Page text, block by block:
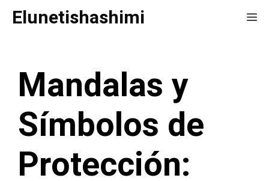
SaltarElunetishashimi
Mandalas y
Símbolos de
Protección: